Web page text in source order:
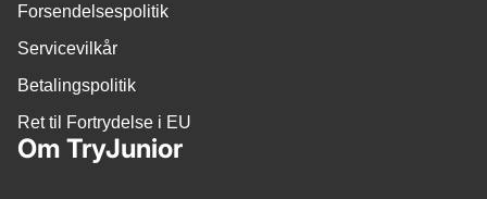
Forsendelsespolitik
Servicevilkår
Betalingspolitik
Ret til Fortrydelse i EU
Om TryJunior